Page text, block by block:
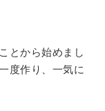
とから始めまし
度作り、一気に